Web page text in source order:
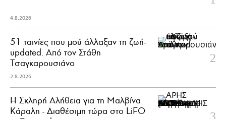
4.8.2026
51 ταινίες που μού άλλαξαν τη ζωή-
updated. Aπό τον Στάθη
Τσαγκαρουσιάνο
2.8.2026
Η Σκληρή Αλήθεια για τη Μαλβίνα
Κάραλη - Διαθέσιμη τώρα στo LiFO